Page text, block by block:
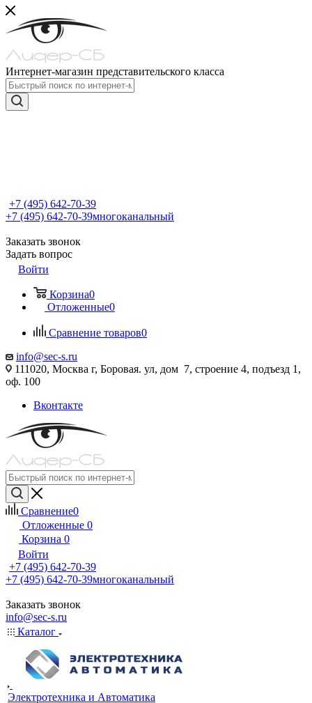
Интернет-магазин представительского класса
+7 (495) 642-70-39
+7 (495) 642-70-39многоканальный
Заказать звонок
Задать вопрос
Войти
Корзина0
Отложенные0
Сравнение товаров0
info@sec-s.ru
111020, Москва г, Боровая. ул, дом 7, строение 4, подъезд 1,
оф. 100
Вконтакте
Сравнение0
Отложенные 0
Корзина 0
Войти
+7 (495) 642-70-39
+7 (495) 642-70-39многоканальный
Заказать звонок
info@sec-s.ru
Каталог
Электротехника и Автоматика